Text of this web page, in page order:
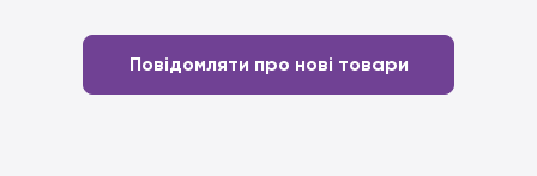
Повідомляти про нові товари